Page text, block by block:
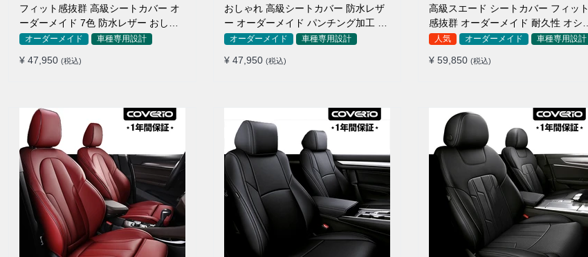
フィット感抜群 高級シートカバー オ
ーダーメイド 7色 防水レザー おしゃ
れ 全席セット
オーダーメイド 車種専用設計
¥ 47,950 (税込)
おしゃれ 高級シートカバー 防水レザ
ー オーダーメイド パンチング加工 9
色 全席セット
オーダーメイド 車種専用設計
¥ 47,950 (税込)
高級スエード シートカバー フィット
感抜群 オーダーメイド 耐久性 オシャ
レ 全席セット
人気 オーダーメイド 車種専用設計
¥ 59,850 (税込)